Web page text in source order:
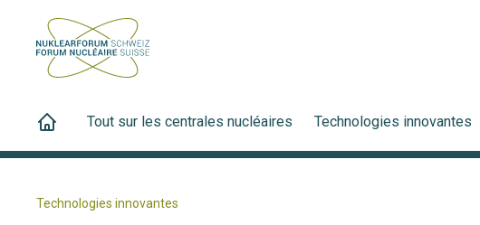
Tout sur les centrales nucléaires Technologies innovantes
Technologies innovantes